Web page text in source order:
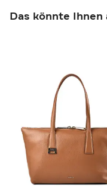
Das könnte Ihnen